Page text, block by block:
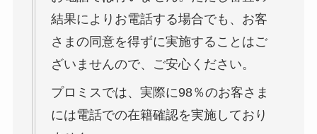
結果によりお電話する場合でも、お客
さまの同意を得ずに実施することはご
ざいませんので、ご安心ください。
プロミスでは、実際に98％のお客さま
には電話での在籍確認を実施しており